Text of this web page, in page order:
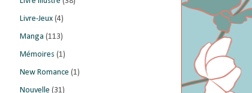
Livre-Jeux (4)
Manga (113)
Mémoires (1)
New Romance (1)
Nouvelle (31)